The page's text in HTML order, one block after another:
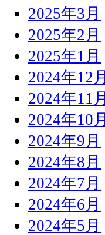
2025年3月
2025年2月
2025年1月
2024年12月
2024年11月
2024年10月
2024年9月
2024年8月
2024年7月
2024年6月
2024年5月